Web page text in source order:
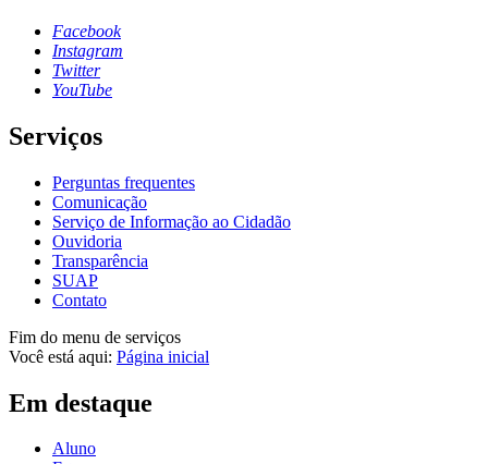
Facebook
Instagram
Twitter
YouTube
Serviços
Perguntas frequentes
Comunicação
Serviço de Informação ao Cidadão
Ouvidoria
Transparência
SUAP
Contato
Fim do menu de serviços
Você está aqui: Página inicial
Em destaque
Aluno